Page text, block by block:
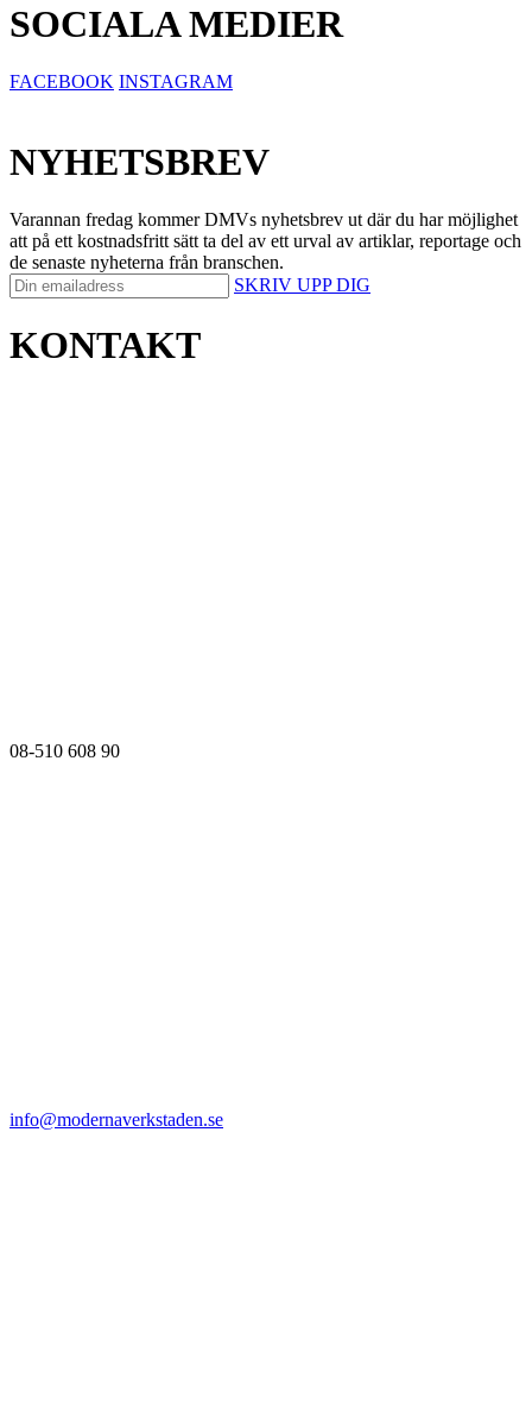
SOCIALA MEDIER
FACEBOOK INSTAGRAM
NYHETSBREV
Varannan fredag kommer DMVs nyhetsbrev ut där du har möjlighet
att på ett kostnadsfritt sätt ta del av ett urval av artiklar, reportage och
de senaste nyheterna från branschen.
SKRIV UPP DIG
KONTAKT
08-510 608 90
info@modernaverkstaden.se